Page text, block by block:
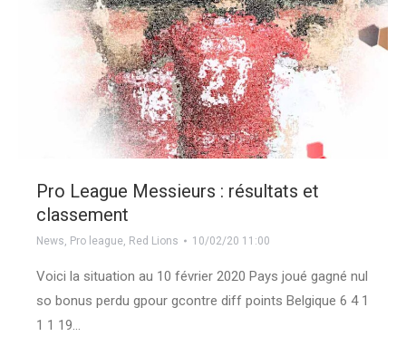
Pro League Messieurs : résultats et
classement
News, Pro league, Red Lions 10/02/20 11:00
Voici la situation au 10 février 2020 Pays joué gagné nul
so bonus perdu gpour gcontre diff points Belgique 6 4 1
1 1 19…